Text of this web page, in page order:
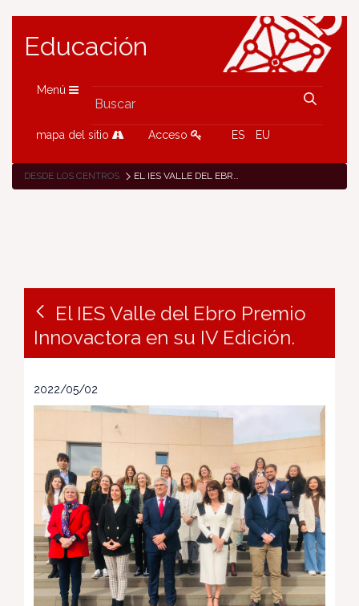
Educación
Menú
mapa del sitio Acceso ES EU
DESDE LOS CENTROS EL IES VALLE DEL EBRO PREMIO INNOVACTORA EN SU IV EDICIÓN.
El IES Valle del Ebro Premio
Innovactora en su IV Edición.
2022/05/02